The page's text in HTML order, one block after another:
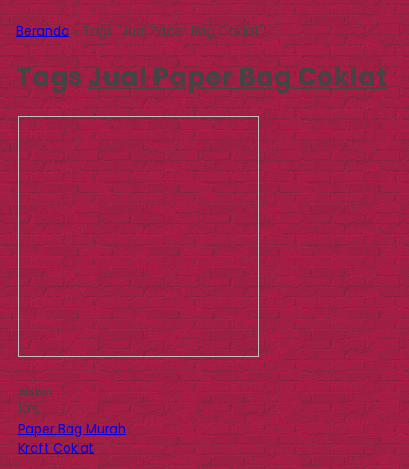
Beranda»Tags "Jual Paper Bag Coklat"
TagsJual Paper Bag Coklat
Diskon
10%
Paper Bag Murah
Kraft Coklat